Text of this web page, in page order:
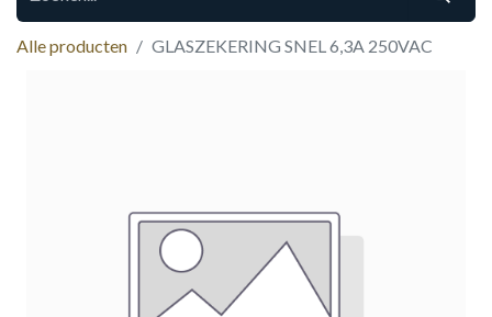
Alle producten GLASZEKERING SNEL 6,3A 250VAC